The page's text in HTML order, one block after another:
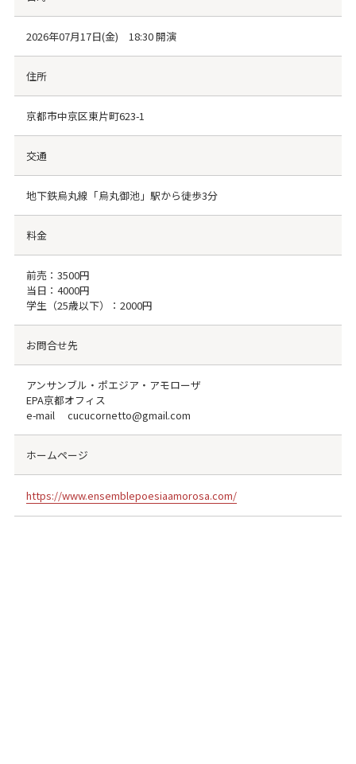
2026年07月17日(金) 18:30 開演
住所
京都市中京区東片町623-1
交通
地下鉄烏丸線「烏丸御池」駅から徒歩3分
料金
前売：3500円
当日：4000円
学生（25歳以下）：2000円
お問合せ先
アンサンブル・ポエジア・アモローザ
EPA京都オフィス
e-mail cucucornetto@gmail.com
ホームページ
https://www.ensemblepoesiaamorosa.com/